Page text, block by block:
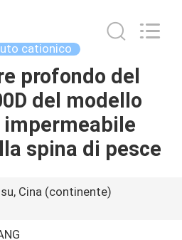
cationico
profondo del
del modello
spina di pesce
Cina (continente)